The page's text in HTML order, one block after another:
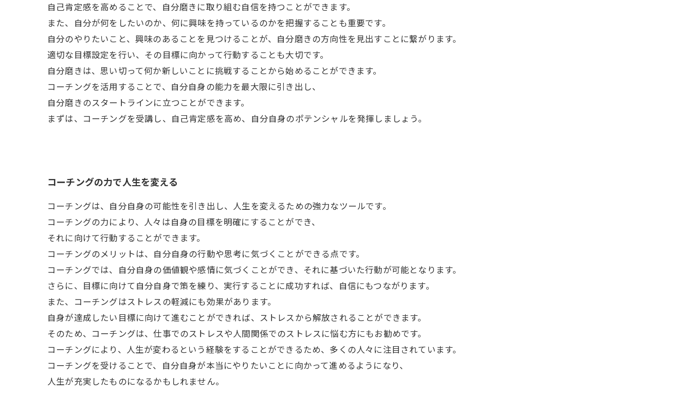
自己肯定感を高めることで、自分磨きに取り組む自信を持つことができます。
また、自分が何をしたいのか、何に興味を持っているのかを把握することも重要です。
自分のやりたいこと、興味のあることを見つけることが、自分磨きの方向性を見出すことに繋がります。
適切な目標設定を行い、その目標に向かって行動することも大切です。
自分磨きは、思い切って何か新しいことに挑戦することから始めることができます。
コーチングを活用することで、自分自身の能力を最大限に引き出し、
自分磨きのスタートラインに立つことができます。
まずは、コーチングを受講し、自己肯定感を高め、自分自身のポテンシャルを発揮しましょう。
コーチングの力で人生を変える
コーチングは、自分自身の可能性を引き出し、人生を変えるための強力なツールです。
コーチングの力により、人々は自身の目標を明確にすることができ、
それに向けて行動することができます。
コーチングのメリットは、自分自身の行動や思考に気づくことができる点です。
コーチングでは、自分自身の価値観や感情に気づくことができ、それに基づいた行動が可能となります。
さらに、目標に向けて自分自身で策を練り、実行することに成功すれば、自信にもつながります。
また、コーチングはストレスの軽減にも効果があります。
自身が達成したい目標に向けて進むことができれば、ストレスから解放されることができます。
そのため、コーチングは、仕事でのストレスや人間関係でのストレスに悩む方にもお勧めです。
コーチングにより、人生が変わるという経験をすることができるため、多くの人々に注目されています。
コーチングを受けることで、自分自身が本当にやりたいことに向かって進めるようになり、
人生が充実したものになるかもしれません。